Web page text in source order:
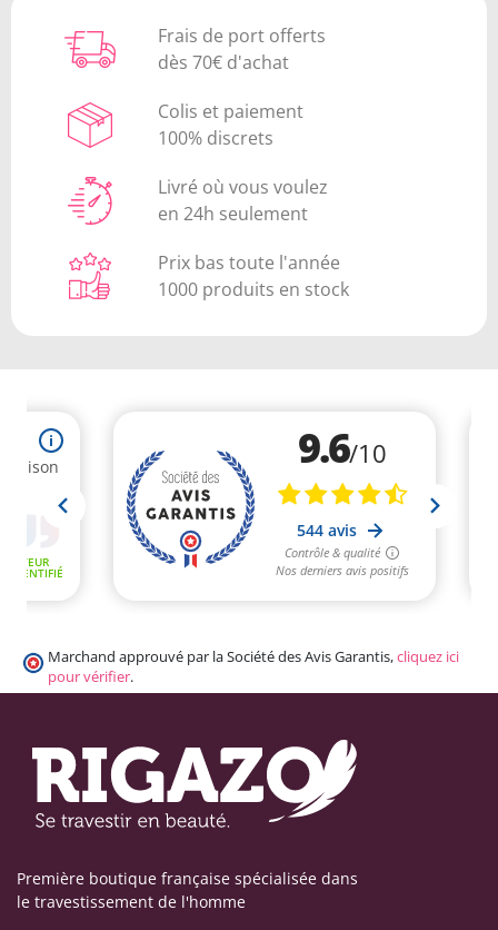
Frais de port offerts
dès 70€ d'achat
Colis et paiement
100% discrets
Livré où vous voulez
en 24h seulement
Prix bas toute l'année
1000 produits en stock
Marchand approuvé par la Société des Avis Garantis,cliquez ici
pour vérifier.
Première boutique française spécialisée dans
le travestissement de l'homme